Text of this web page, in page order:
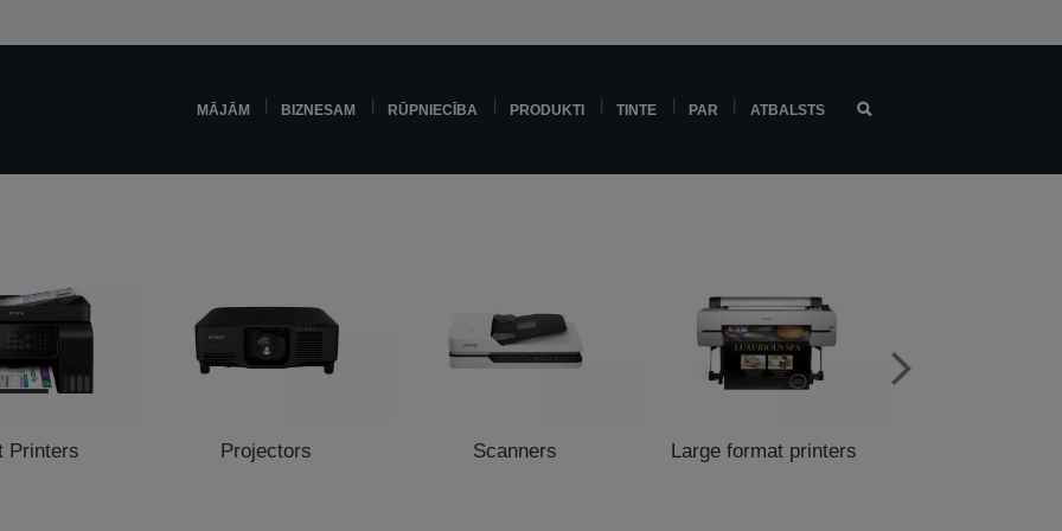
MĀJĀM BIZNESAM RŪPNIECĪBA PRODUKTI TINTE PAR ATBALSTS
Printers Projectors Scanners Large format printers